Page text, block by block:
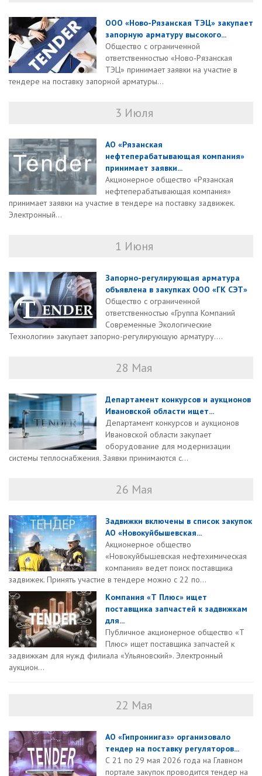
ООО «Ново-Рязанская ТЭЦ» закупает
запорную арматуру высокого...
Общество с ограниченной
ответственностью «Ново-Рязанская
ТЭЦ» принимает заявки на участие в
тендере на поставку запорной арматуры...
3 Июля
АО «Рязанская
нефтеперабатывающая компания»
принимает заявки...
Акционерное общество «Рязанская
нефтеперабатывающая компания»
принимает заявки на участие в тендере на поставку задвижек.
Электронный...
1 Июня
Запорно-регулирующая арматура
объявлена в закупках ООО «ГК СЭТ»
Общество с ограниченной
ответственностью «Группа Компаний
Современные Экологические
Технологии» закупает запорно-регулирующую арматуру....
28 Мая
Департамент конкурсов и аукционов
Ивановской области ищет...
Департамент конкурсов и аукционов
Ивановской области закупает
оборудование для модернизации
системы теплоснабжения. Заявки принимаются с...
26 Мая
Задвижки включены в список закупок
АО «Новокуйбышевская...
Акционерное общество
«Новокуйбышевская нефтехимическая
компания» ведет поиск поставщика
задвижек. Принять участие в тендере можно с 22 по...
Компания «Т Плюс» ищет
поставщика запчастей к задвижкам
для...
Публичное акционерное общество «Т
Плюс» ищет поставщика запчастей к
задвижкам для нужд филиала «Ульяновский». Электронный
аукцион...
22 Мая
АО «Гипрониигаз» организовало
тендер на поставку регуляторов...
С 21 по 29 мая 2026 года на Главном
портале закупок проводится тендер на